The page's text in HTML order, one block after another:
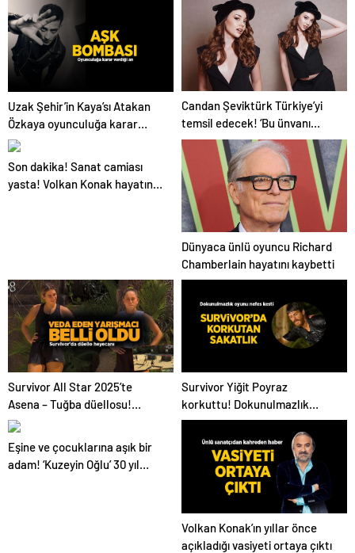
Uzak Şehir’in Kaya’sı Atakan
Özkaya oyunculuğa karar
verdiği anı açıkladı! ‘Gerçek
Candan Şeviktürk Türkiye’yi
temsil edecek! ‘Bu ünvanı
taşımanın onurunu yaşıyorum’
Son dakika! Sanat camiası
yasta! Volkan Konak hayatını
Dünyaca ünlü oyuncu Richard
Chamberlain hayatını kaybetti
Survivor All Star 2025’te
Asena – Tuğba düellosu!
Adaya veda eden yarışmacı
Survivor Yiğit Poyraz
korkuttu! Dokunulmazlık
oyununda sakatlandı
Eşine ve çocuklarına aşık bir
adam! ‘Kuzeyin Oğlu’ 30 yıl
Volkan Konak’ın yıllar önce
açıkladığı vasiyeti ortaya çıktı